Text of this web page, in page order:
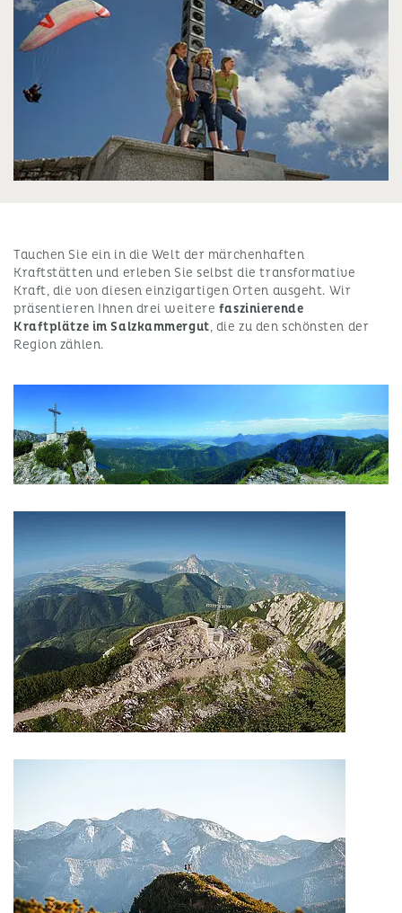
Tauchen Sie ein in die Welt der märchenhaften
Kraftstätten und erleben Sie selbst die transformative
Kraft, die von diesen einzigartigen Orten ausgeht. Wir
präsentieren Ihnen drei weitere faszinierende
Kraftplätze im Salzkammergut, die zu den schönsten der
Region zählen.